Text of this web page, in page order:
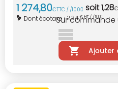
1 274,80€TTC / /1000 soit1,28€
Dont écotaxe :2,34€ HT / /1000
Sur
Ajouter